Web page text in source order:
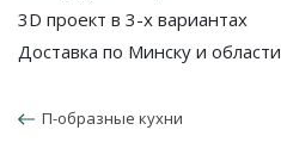
3D проект в 3-х вариантах
Доставка по Минску и области
П-образные кухни